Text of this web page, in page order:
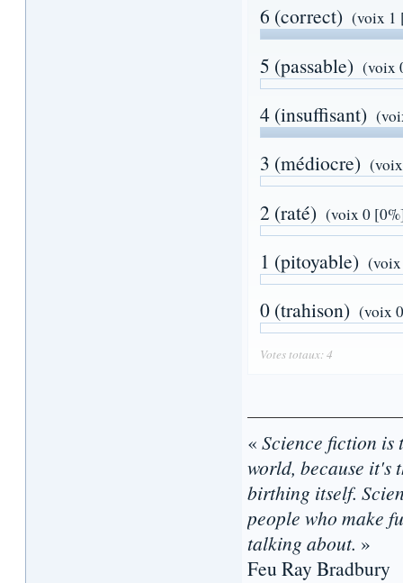
6 (correct) (voix 1
5 (passable) (voix
4 (insuffisant)
3 (médiocre)
2 (raté) (voix 0
1 (pitoyable)
0 (trahison) (voix
Votes totaux: 4
« Science fiction is
world, because it's
birthing itself.
people who make
talking about. »
Feu Ray Bradbury